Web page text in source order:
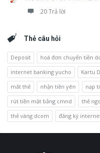
20 Trả lời
Thẻ câu hỏi
Deposit hoá đơn chuyển tiền
internet banking yucho
Kartu
mất thẻ
nhận tiền yên
nạp
rút tiền mặt bằng cmnd
thẻ
thẻ vàng dcom
đăng ký